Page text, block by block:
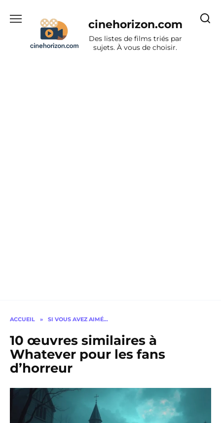
cinehorizon.com
Des listes de films triés par
sujets. À vous de choisir.
ACCUEIL » SI VOUS AVEZ AIMÉ…
10 œuvres similaires à
Whatever pour les fans
d’horreur